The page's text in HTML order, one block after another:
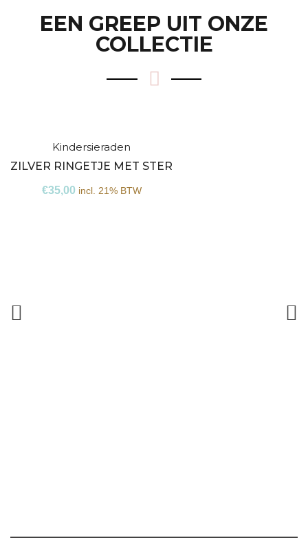
EEN GREEP UIT ONZE
COLLECTIE
ZILVER RINGETJE MET STER
Kindersieraden
€35,00 incl. 21% BTW